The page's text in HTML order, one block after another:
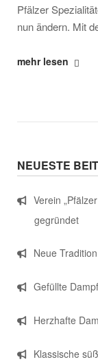
Pfälzer
nun ändern. Mit
"Neue
mehr lesen
NEUESTE
Verein
gegründet
Neue
Gefüllte
Herzhafte
Klassische